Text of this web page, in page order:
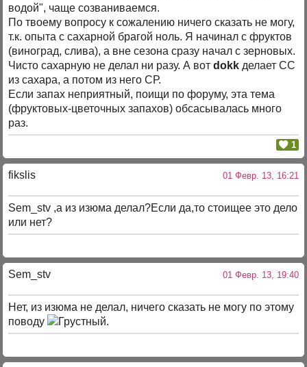
водой", чаще созваниваемся.
По твоему вопросу к сожалению ничего сказать не могу,
т.к. опыта с сахарной брагой ноль. Я начинал с фруктов
(виноград, слива), а вне сезона сразу начал с зерновых.
Чисто сахарную не делал ни разу. А вотdokk делает СС
из сахара, а потом из него СР.
Если запах неприятный, поищи по форуму, эта тема
(фруктовых-цветочных запахов) обсасывалась много
раз.
1
fikslis 01 Февр. 13, 16:21
Sem_stv ,а из изюма делал?Если да,то стоищее это дело
или нет?
Sem_stv 01 Февр. 13, 19:40
Нет, из изюма не делал, ничего сказать не могу по этому
поводу
.